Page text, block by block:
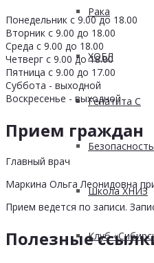
Рака
ХОБЛ
Гепатита С
Школа ХНИЗ
Клуб
Понедельник с 9.00 до 18.00
Вторник с 9.00 до 18.00
Среда с 9.00 до 18.00
Четверг с 9.00 до 18.00
Пятница с 9.00 до 17.00
Суббота - выходной
Воскресенье - выходной
Прием граждан
Главный врач
Маркина Ольга Леонидовна
Прием ведется по записи.
Полезные